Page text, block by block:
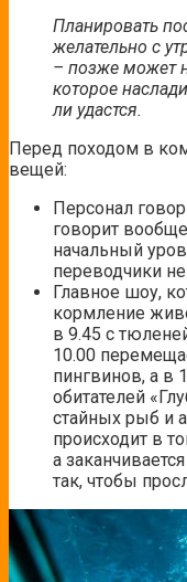
Планировать
желательно с
– позже может
которое
ли удастся.
Перед походом в
вещей:
Персонал
говорит
начальный
переводчики не
Главное шоу,
кормление
в 9.45 с
10.00
пингвинов, а в
обитателей
стайных рыб и
происходит в
а
так, чтобы